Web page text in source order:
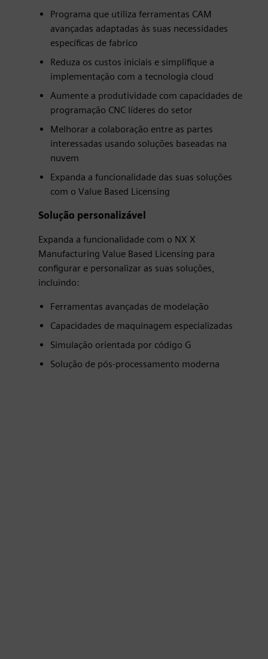
Programa que utiliza ferramentas CAM
avançadas adaptadas às suas necessidades
específicas de fabrico
Reduza os custos iniciais e simplifique a
implementação com a tecnologia cloud
Aumente a produtividade com capacidades de
programação CNC líderes do setor
Melhorar a colaboração entre as partes
interessadas usando soluções baseadas na
nuvem
Expanda a funcionalidade das suas soluções
com o Value Based Licensing
Solução personalizável
Expanda a funcionalidade com o NX X
Manufacturing Value Based Licensing para
configurar e personalizar as suas soluções,
incluindo:
Ferramentas avançadas de modelação
Capacidades de maquinagem especializadas
Simulação orientada por código G
Solução de pós-processamento moderna